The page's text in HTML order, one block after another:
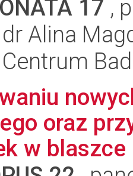
17 ,
Alina
oraz
w